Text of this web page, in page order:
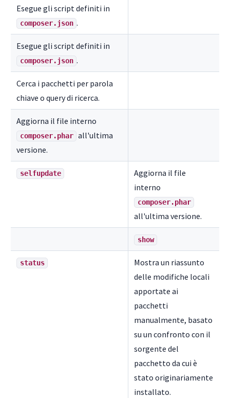
Esegue gli script definiti in
composer.json .
Esegue gli script definiti in
composer.json .
Cerca i pacchetti per parola
chiave o query di ricerca.
Aggiorna il file interno
composer.phar all'ultima
versione.
selfupdate
Aggiorna il file
interno
composer.phar
all'ultima versione.
show
status
Mostra un riassunto
delle modifiche locali
apportate ai
pacchetti
manualmente, basato
su un confronto con il
sorgente del
pacchetto da cui è
stato originariamente
installato.